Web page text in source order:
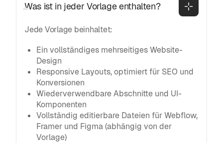
Was ist in jeder Vorlage enthalten?
Jede Vorlage beinhaltet:
Ein vollständiges mehrseitiges Website-
Design
Responsive Layouts, optimiert für SEO und
Konversionen
Wiederverwendbare Abschnitte und UI-
Komponenten
Vollständig editierbare Dateien für Webflow,
Framer und Figma (abhängig von der
Vorlage)